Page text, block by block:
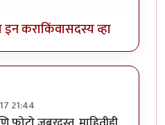
इन कराकिंवासदस्य व्हा
21:44